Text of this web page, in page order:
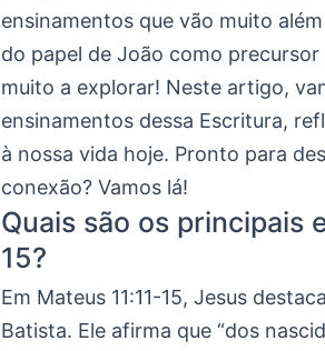
ensinamentos que vão muito
do papel de João como
muito a explorar! Neste artigo,
ensinamentos dessa Escritura,
à nossa vida hoje. Pronto para
conexão? Vamos lá!
Quais são os principais
15?
Em Mateus 11:11-15, Jesus
Batista. Ele afirma que “dos